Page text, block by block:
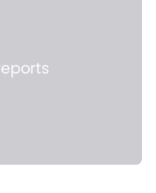
bis zum Jahr 2100